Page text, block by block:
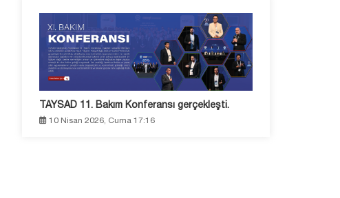
TAYSAD 11. Bakım Konferansı gerçekleşti.
10 Nisan 2026, Cuma 17:16